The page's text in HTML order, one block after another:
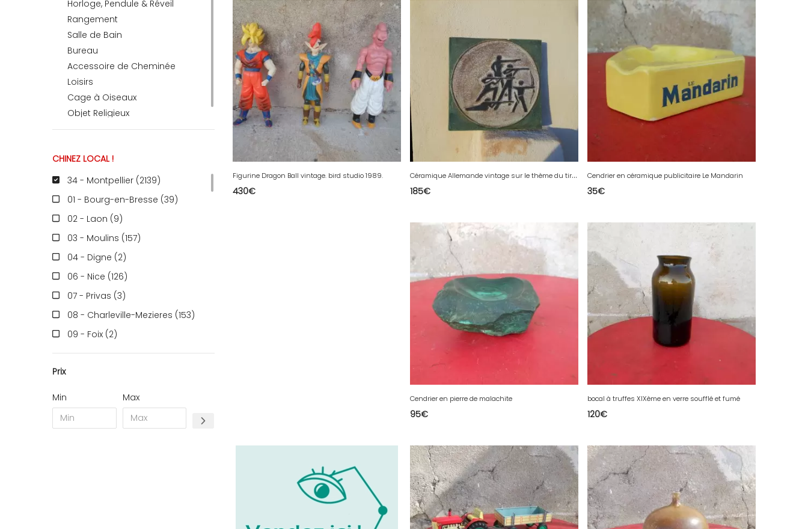
Bijoux & Accessoires
Français
Horloge, Pendule & Réveil
Rangement
Salle de Bain
Bureau
Accessoire de Cheminée
Loisirs
Cage à Oiseaux
Objet Religieux
CHINEZ LOCAL !
34 - Montpellier (2139)
01 - Bourg-en-Bresse (39)
02 - Laon (9)
03 - Moulins (157)
04 - Digne (2)
06 - Nice (126)
07 - Privas (3)
08 - Charleville-Mezieres (153)
09 - Foix (2)
10 - Troyes (257)
)
13 - Marseille (259)
14 - Caen (14 )
Prix
Min Max
Figurine Dragon Ball vintage. bird studio 1989.
430€
C
éramique Allemande vintage sur le thème du tir sportif
185€
Cendrier en céramique publicitaire Le Mandarin
35€
Cendrier en pierre de malachite
95€
bocal à truffes XIXème en verre soufflé et fumé
120€